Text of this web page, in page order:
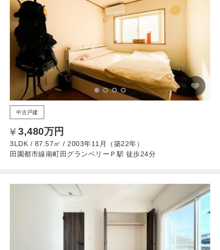
中古戸建
3,480万円
3LDK / 87.57㎡ / 2003年11月（築22年）
田園都市線南町田グランベリーＰ駅 徒歩24分